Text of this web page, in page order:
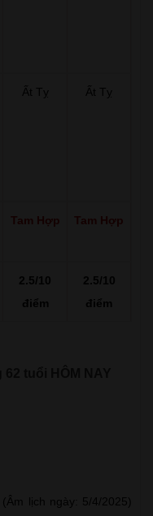
Ất Tỵ Ất Tỵ
Tam Hợp Tam Hợp
2.5/10
điểm
2.5/10
điểm
lịch ngày: 5/4/2025)